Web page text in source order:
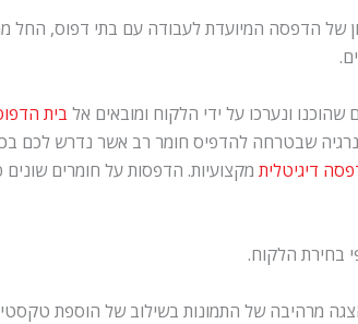
של הדפסה המיועדת לעבודה עם בתי דפוס, החל
ונערכו על ידי הלקוח ומובאים אל בית
שבטרחה להדפיס חומר רב אשר נדרש לכם
דיגיטלית מקצועיות. הדפסות על חומרים
בחירת הלקוח.
מרהיבה של התמונות בשילוב של הוספת